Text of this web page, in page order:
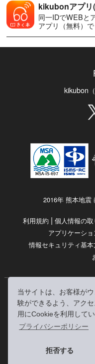
当サイトは、お客様が
験ができるよう、アク
用にCookieを利用してい
プライバシーポリシー
拒否する
kikubonアプリ
同一IDでWEBと
アプリ（無料）
kikubon
2016年 熊本地震
利用規約 | 個人情報の
アプリケーシ
情報セキュリティ基
（kikubon/キクボ
株式会社